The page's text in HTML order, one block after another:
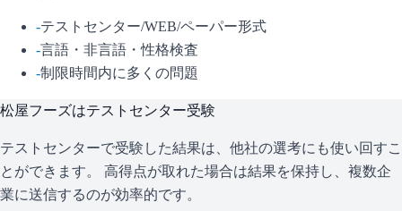
-テストセンター/WEB/ペーパー形式
-言語・非言語・性格検査
-制限時間内に多くの問題
松屋フーズはテストセンター受験
テストセンターで受験した結果は、他社の選考にも使い回すこ
とができます。 高得点が取れた場合は結果を保持し、複数企
業に送信するのが効率的です。